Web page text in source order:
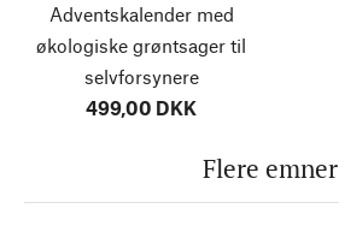
Adventskalender med
økologiske grøntsager til
selvforsynere
499,00 DKK
Flere emner